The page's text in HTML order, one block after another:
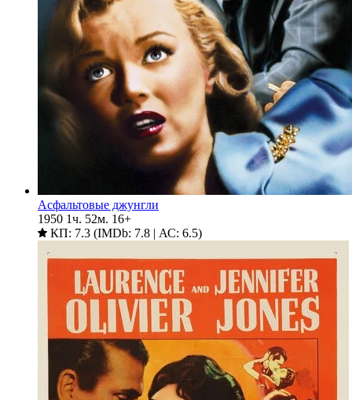
Асфальтовые джунгли
1950 1ч. 52м. 16+
КП: 7.3 (IMDb: 7.8 | АС: 6.5)